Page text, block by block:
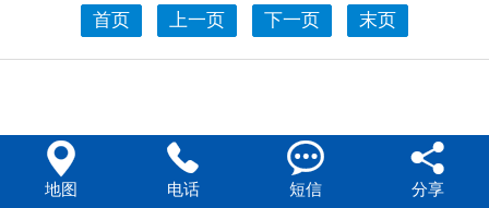
首页 上一页 下一页 末页

地图

电话

短信

分享